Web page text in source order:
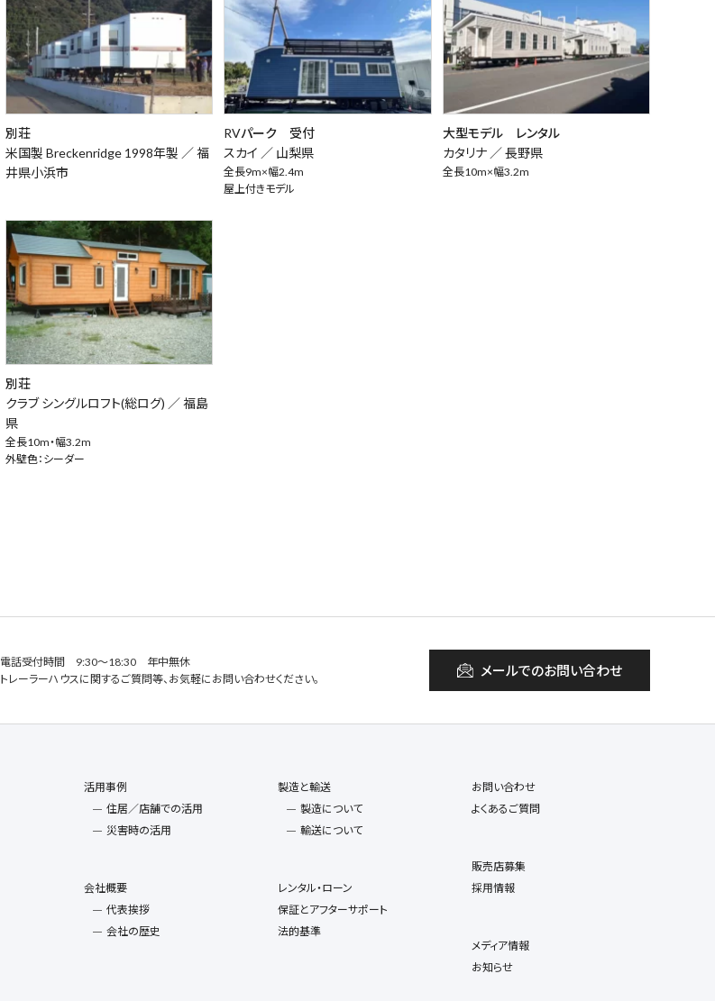
別荘
米国製 Breckenridge 1998年製 ／福
井県小浜市
RVパーク 受付
スカイ ／ 山梨県
全長9m×幅2.4m
屋上付きモデル
大型モデル レンタル
カタリナ ／長野県
全長10m×幅3.2m
別荘
クラブ シングルロフト(総ログ) ／福島
県
全長10m・幅3.2m
外壁色：シーダー
電話受付時間 9:30～18:30 年中無休
トレーラーハウスに関するご質問等、お気軽にお問い合わせください。
メールでのお問い合わせ
活用事例
住居／店舗での活用
災害時の活用
会社概要
代表挨拶
会社の歴史
製造と輸送
製造について
輸送について
レンタル・ローン
保証とアフターサポート
法的基準
お問い合わせ
よくあるご質問
販売店募集
採用情報
メディア情報
お知らせ